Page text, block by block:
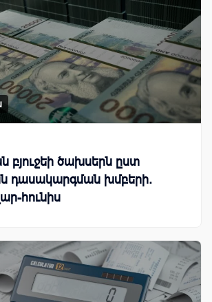
ծախսերն ըստ
դասակարգման խմբերի.
հունիս